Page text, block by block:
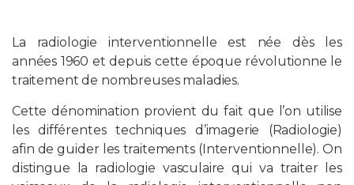
PROFESSIONNELS DE LA SANTÉ
JOBS ET STAGES
AUDITOIRES
La radiologie interventionnelle est née dès les
années 1960 et depuis cette époque révolutionne le
traitement de nombreuses maladies.
Cette dénomination provient du fait que l’on utilise
les différentes techniques d’imagerie (Radiologie)
afin de guider les traitements (Interventionnelle). On
distingue la radiologie vasculaire qui va traiter les